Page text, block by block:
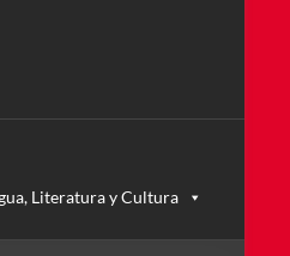
Literatura y Cultura